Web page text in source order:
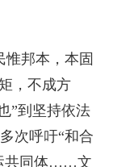
惟邦本，本固
，不成方
”到坚持依法
次呼吁“和合
共同体……文